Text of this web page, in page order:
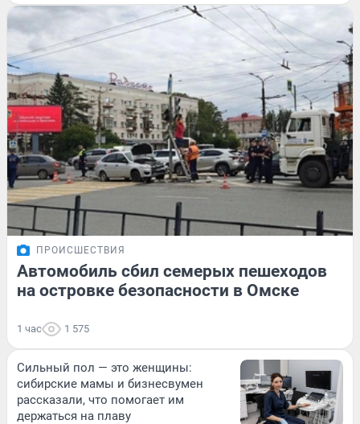
ПРОИСШЕСТВИЯ
Автомобиль сбил семерых пешеходов
на островке безопасности в Омске
1 час 1 575
Сильный пол — это женщины:
сибирские мамы и бизнесвумен
рассказали, что помогает им
держаться на плаву